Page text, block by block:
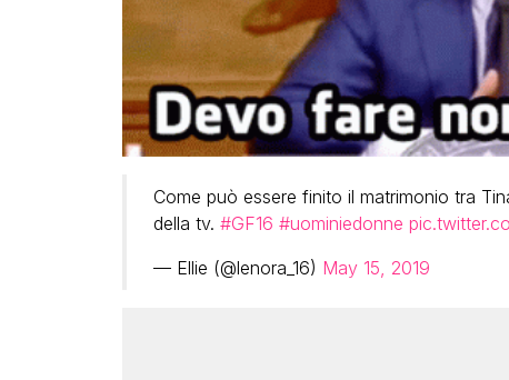
Come può essere finito il matrimonio tra
della tv. #GF16 #uominiedonne
— Ellie (@lenora_16) May 15, 2019